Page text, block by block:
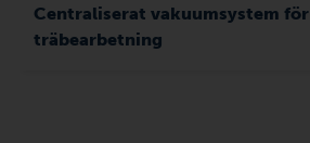
Centraliserat vakuumsystem
träbearbetning